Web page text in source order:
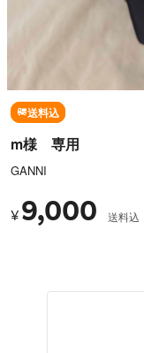
送料込
m様 専用
GANNI
¥ 9,000 送料込